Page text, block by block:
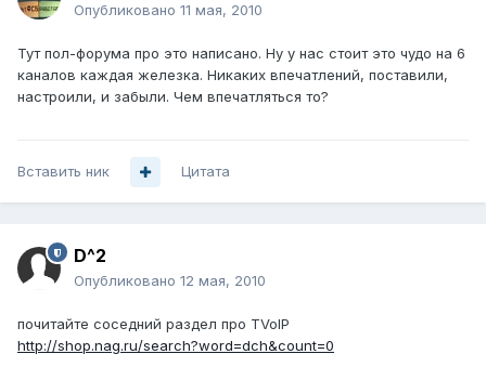
Опубликовано 11 мая, 2010
Тут пол-форума про это написано. Ну у нас стоит это чудо на 6
каналов каждая железка. Никаких впечатлений, поставили,
настроили, и забыли. Чем впечатляться то?
Вставить ник Цитата
D^2
Опубликовано 12 мая, 2010
почитайте соседний раздел про TVoIP
http://shop.nag.ru/search?word=dch&count=0